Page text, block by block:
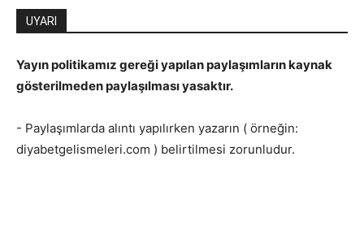
UYARI
Yayın politikamız gereği yapılan paylaşımların kaynak
gösterilmeden paylaşılması yasaktır.
- Paylaşımlarda alıntı yapılırken yazarın ( örneğin:
diyabetgelismeleri.com ) belirtilmesi zorunludur.